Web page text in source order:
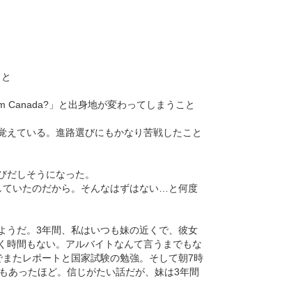
Canada?」と出身地が変わってしまうこと
ている。進路選びにもかなり苦戦したこと
しそうになった。
いたのだから。そんなはずはない…と何度
うだ。3年間、私はいつも妹の近くで、彼女
時間もない。アルバイトなんて言うまでもな
たレポートと国家試験の勉強。そして朝7時
あったほど。信じがたい話だが、妹は3年間